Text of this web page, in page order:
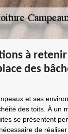
à
des
et ses
des toits. À un
se présentent
de